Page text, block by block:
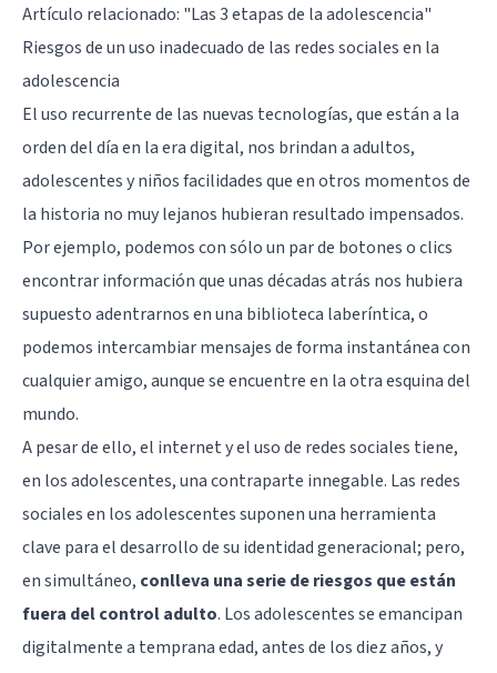
Artículo relacionado: "Las 3 etapas de la adolescencia"
Riesgos de un uso inadecuado de las redes sociales en la
adolescencia
El uso recurrente de las nuevas tecnologías, que están a la
orden del día en la era digital, nos brindan a adultos,
adolescentes y niños facilidades que en otros momentos de
la historia no muy lejanos hubieran resultado impensados.
Por ejemplo, podemos con sólo un par de botones o clics
encontrar información que unas décadas atrás nos hubiera
supuesto adentrarnos en una biblioteca laberíntica, o
podemos intercambiar mensajes de forma instantánea con
cualquier amigo, aunque se encuentre en la otra esquina del
mundo.
A pesar de ello, el internet y el uso de redes sociales tiene,
en los adolescentes, una contraparte innegable. Las redes
sociales en los adolescentes suponen una herramienta
clave para el desarrollo de su identidad generacional; pero,
en simultáneo, conlleva una serie de riesgos que están
fuera del control adulto. Los adolescentes se emancipan
digitalmente a temprana edad, antes de los diez años, y